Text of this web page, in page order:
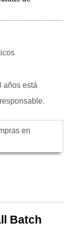
años está
en
Batch